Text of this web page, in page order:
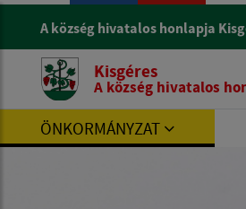
A község hivatalos honlapja
Kisgéres
A község hivatalos
ÖNKORMÁNYZAT